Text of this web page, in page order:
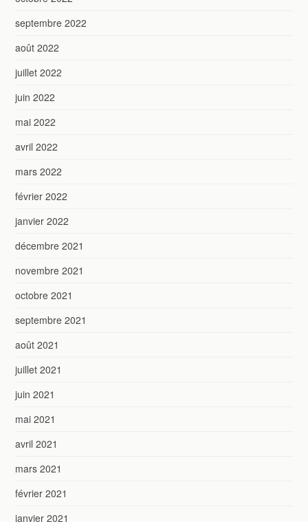
septembre 2022
août 2022
juillet 2022
juin 2022
mai 2022
avril 2022
mars 2022
février 2022
janvier 2022
décembre 2021
novembre 2021
octobre 2021
septembre 2021
août 2021
juillet 2021
juin 2021
mai 2021
avril 2021
mars 2021
février 2021
janvier 2021